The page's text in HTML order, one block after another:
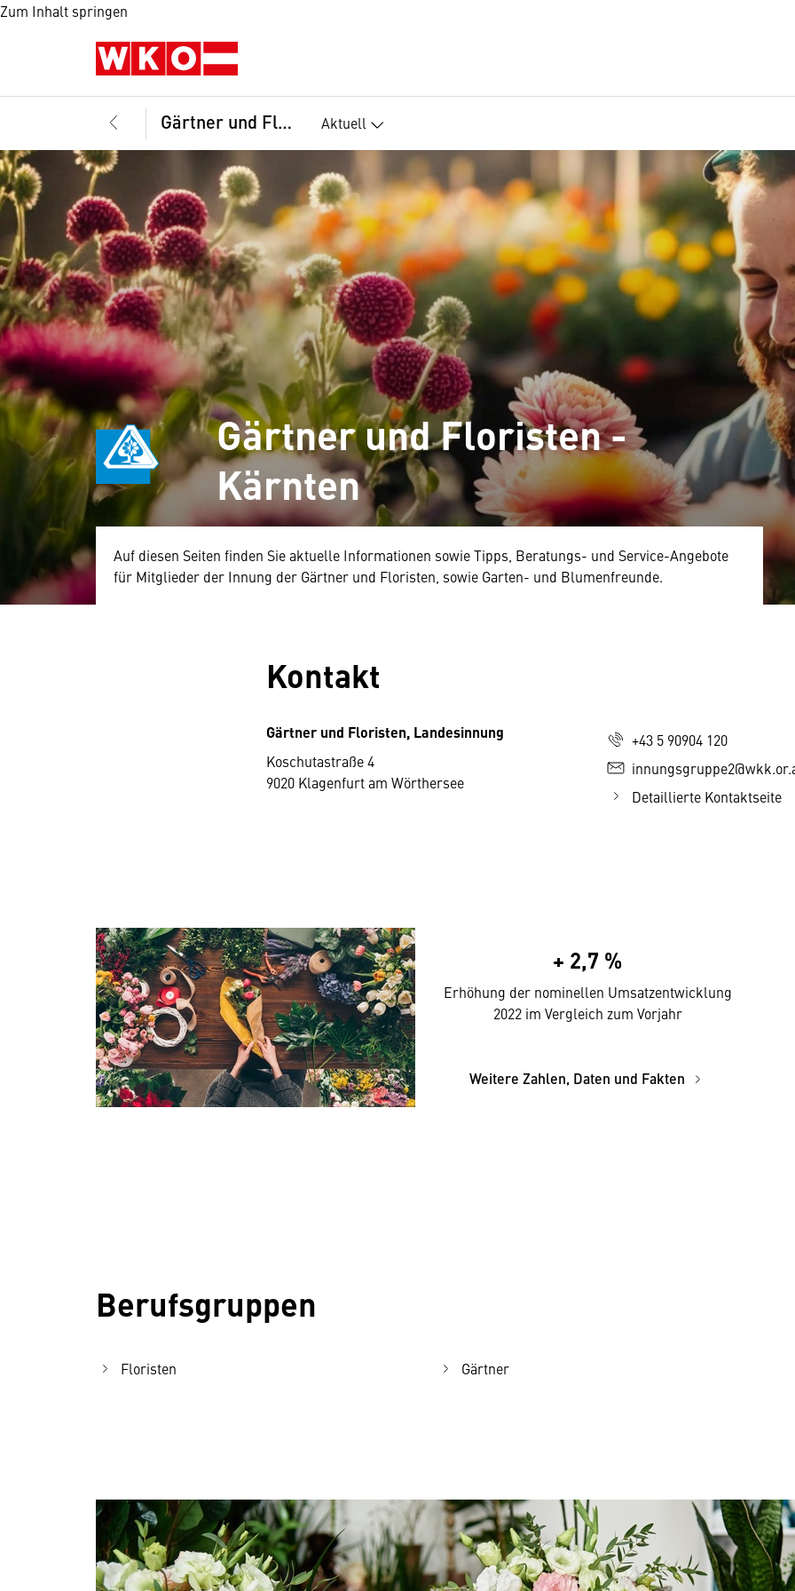
Zum Inhalt springen
Gärtner und Floristen, Landesinnung Aktuell
Gärtner und Floristen -
Kärnten
Auf diesen Seiten finden Sie aktuelle Informationen sowie Tipps, Beratungs- und Service-Angebote
für Mitglieder der Innung der Gärtner und Floristen, sowie Garten- und Blumenfreunde.
Kontakt
Gärtner und Floristen, Landesinnung
Koschutastraße 4
9020 Klagenfurt am Wörthersee
+43 5 90904 120
Detaillierte Kontaktseite
+ 2,7 %
Erhöhung der nominellen Umsatzentwicklung
2022 im Vergleich zum Vorjahr
Weitere Zahlen, Daten und Fakten
Berufsgruppen
Floristen Gärtner